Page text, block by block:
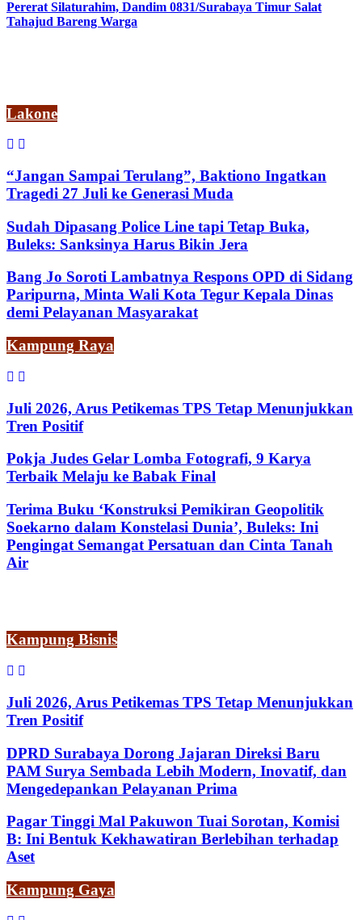
Pererat Silaturahim, Dandim 0831/Surabaya Timur Salat
Tahajud Bareng Warga
Lakone
“Jangan Sampai Terulang”, Baktiono Ingatkan
Tragedi 27 Juli ke Generasi Muda
Sudah Dipasang Police Line tapi Tetap Buka,
Buleks: Sanksinya Harus Bikin Jera
Bang Jo Soroti Lambatnya Respons OPD di Sidang
Paripurna, Minta Wali Kota Tegur Kepala Dinas
demi Pelayanan Masyarakat
Kampung Raya
Juli 2026, Arus Petikemas TPS Tetap Menunjukkan
Tren Positif
Pokja Judes Gelar Lomba Fotografi, 9 Karya
Terbaik Melaju ke Babak Final
Terima Buku ‘Konstruksi Pemikiran Geopolitik
Soekarno dalam Konstelasi Dunia’, Buleks: Ini
Pengingat Semangat Persatuan dan Cinta Tanah
Air
Kampung Bisnis
Juli 2026, Arus Petikemas TPS Tetap Menunjukkan
Tren Positif
DPRD Surabaya Dorong Jajaran Direksi Baru
PAM Surya Sembada Lebih Modern, Inovatif, dan
Mengedepankan Pelayanan Prima
Pagar Tinggi Mal Pakuwon Tuai Sorotan, Komisi
B: Ini Bentuk Kekhawatiran Berlebihan terhadap
Aset
Kampung Gaya